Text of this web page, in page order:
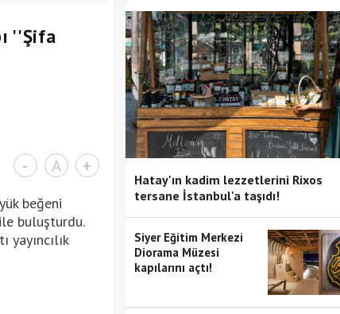
''Şifa
- A +
beğeni
buluşturdu.
Hatay'ın kadim lezzetlerini Rixos
tersane İstanbul'a taşıdı!
Siyer Eğitim Merkezi
Diorama Müzesi
kapılarını açtı!